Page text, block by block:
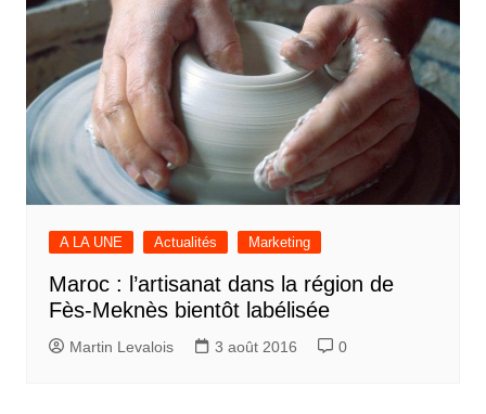
A LA UNE Actualités Marketing
Maroc : l’artisanat dans la région de
Fès-Meknès bientôt labélisée
Martin Levalois 3 août 2016 0